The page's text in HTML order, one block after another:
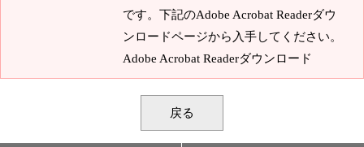
です。下記のAdobe Acrobat Readerダウ
ンロードページから入手してください。
Adobe Acrobat Readerダウンロード
戻る